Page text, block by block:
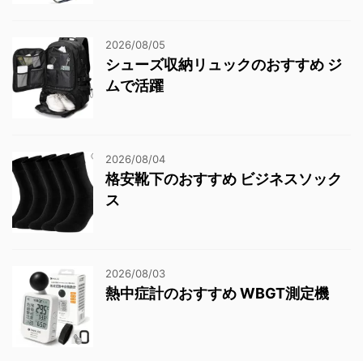
2026/08/05
シューズ収納リュックのおすすめ ジ
ムで活躍
2026/08/04
格安靴下のおすすめ ビジネスソック
ス
2026/08/03
熱中症計のおすすめ WBGT測定機